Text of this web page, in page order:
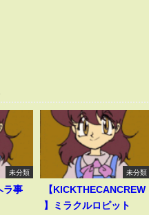
未分類
ラ事
未分類
【KICKTHECANCREW
】ミラクルロピット